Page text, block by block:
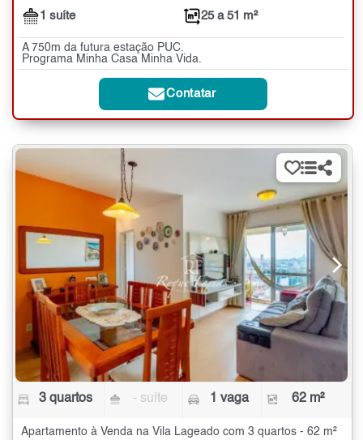
1 suíte 25 a 51 m²
A 750m da futura estação PUC.
Programa Minha Casa Minha Vida.
Contatar
3 quartos - suíte 1 vaga 62 m²
Apartamento à Venda na Vila Lageado com 3 quartos - 62 m²